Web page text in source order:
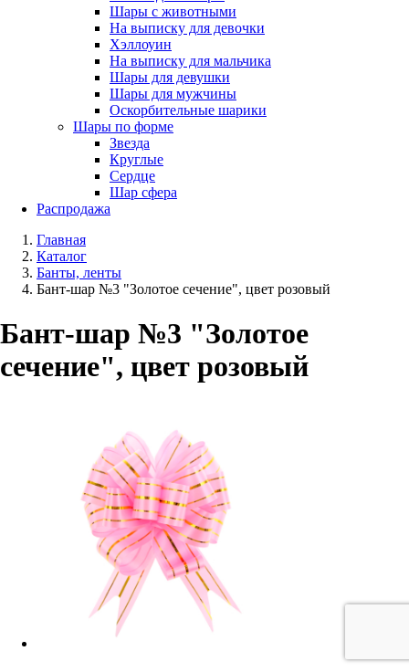
Шары с животными
На выписку для девочки
Хэллоуин
На выписку для мальчика
Шары для девушки
Шары для мужчины
Оскорбительные шарики
Шары по форме
Звезда
Круглые
Сердце
Шар сфера
Распродажа
Главная
Каталог
Банты, ленты
Бант-шар №3 "Золотое сечение", цвет розовый
Бант-шар №3 "Золотое
сечение", цвет розовый